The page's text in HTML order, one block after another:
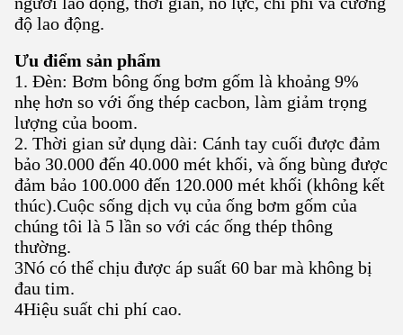
độ lao động.
Ưu điểm sản phẩm
1. Đèn: Bơm bông ống bơm gốm là khoảng 9%
nhẹ hơn so với ống thép cacbon, làm giảm trọng
lượng của boom.
2. Thời gian sử dụng dài: Cánh tay cuối được đảm
bảo 30.000 đến 40.000 mét khối, và ống bùng được
đảm bảo 100.000 đến 120.000 mét khối (không kết
thúc).Cuộc sống dịch vụ của ống bơm gốm của
chúng tôi là 5 lần so với các ống thép thông
thường.
3Nó có thể chịu được áp suất 60 bar mà không bị
đau tim.
4Hiệu suất chi phí cao.